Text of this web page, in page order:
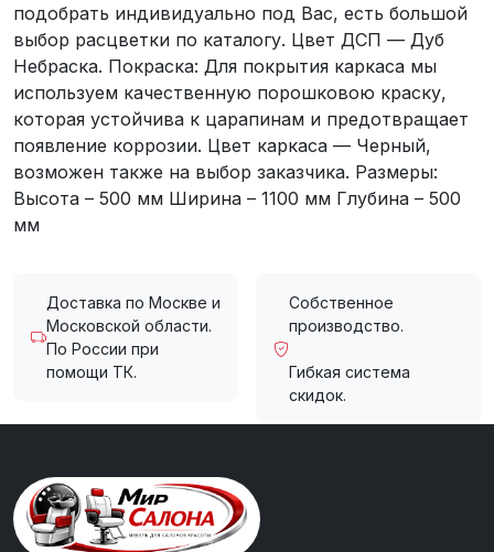
подобрать индивидуально под Вас, есть большой
выбор расцветки по каталогу. Цвет ДСП — Дуб
Небраска. Покраска: Для покрытия каркаса мы
используем качественную порошковою краску,
которая устойчива к царапинам и предотвращает
появление коррозии. Цвет каркаса — Черный,
возможен также на выбор заказчика. Размеры:
Высота – 500 мм Ширина – 1100 мм Глубина – 500
мм
Доставка по Москве и
Московской области.
По России при
помощи ТК.
Собственное
производство.
Гибкая система
скидок.